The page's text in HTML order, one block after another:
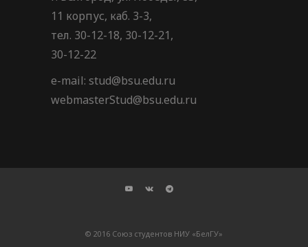
11 корпус, каб. 3-3,
тел. 30-12-18, 30-12-21,
30-12-22
e-mail: stud@bsu.edu.ru
webmasterStud@bsu.edu.ru
© 2016 Союз студентов НИУ «БелГУ»